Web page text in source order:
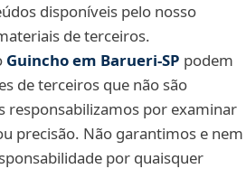
disponíveis pelo nosso
de terceiros.
Guincho em Barueri‑SP podem
de terceiros que não são
responsabilizamos por examinar
precisão. Não garantimos e nem
por quaisquer